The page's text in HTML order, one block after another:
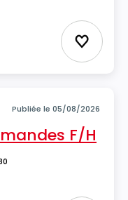
Ajouter
Publiée le 05/08/2026
F/H